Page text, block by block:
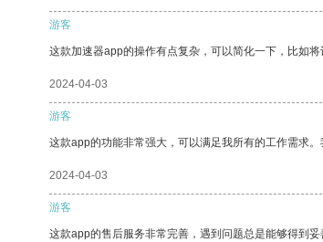
游客
这款加速器app的操作有点复杂，可以简化一下，比如将
2024-04-03
游客
这款app的功能非常强大，可以满足我所有的工作需求
2024-04-03
游客
这款app的售后服务非常完善，遇到问题总是能够得到妥